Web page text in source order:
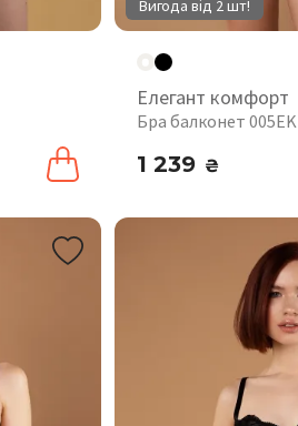
Вигода від 2 шт!
Елегант комфорт
Бра балконет 005EK
1 239 ₴